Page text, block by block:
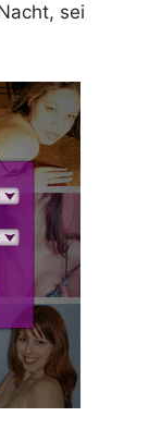
sei